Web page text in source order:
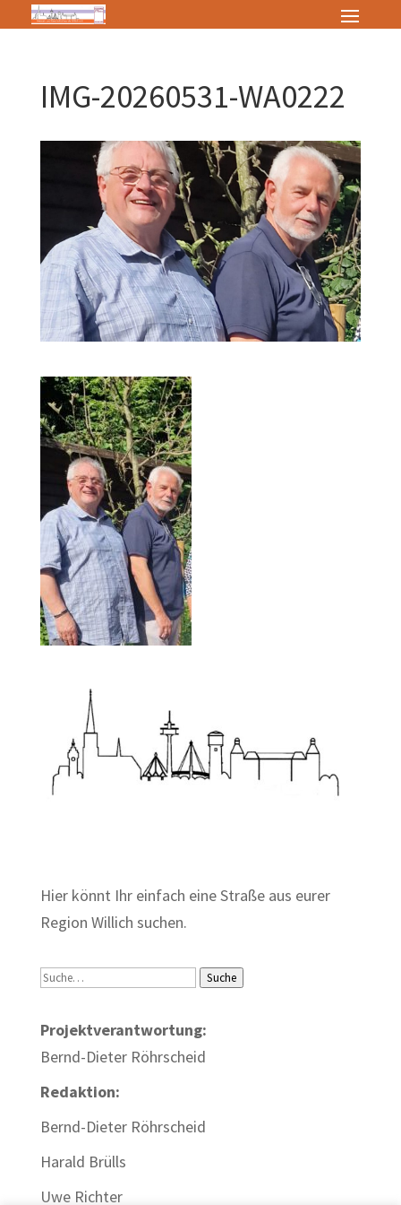
IMG-20260531-WA0222
Hier könnt Ihr einfach eine Straße aus eurer
Region Willich suchen.
Suche Suche
Projektverantwortung:
Bernd-Dieter Röhrscheid
Redaktion:
Bernd-Dieter Röhrscheid
Harald Brülls
Uwe Richter